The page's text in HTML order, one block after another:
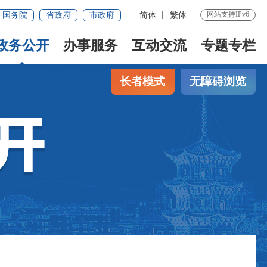
国务院 省政府 市政府 简体 繁体 网站支持IPv6
务公开 办事服务 互动交流 专题专栏
长者模式 无障碍浏览